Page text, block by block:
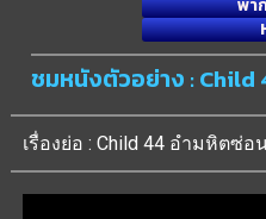
พา
ชมหนังตัวอย่าง : Child
เรื่องย่อ : Child 44 อำมหิตซ่อ